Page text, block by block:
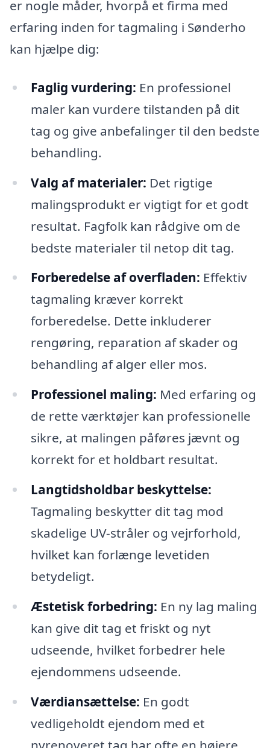
er nogle måder, hvorpå et firma med
erfaring inden for tagmaling i Sønderho
kan hjælpe dig:
Faglig vurdering: En professionel
maler kan vurdere tilstanden på dit
tag og give anbefalinger til den bedste
behandling.
Valg af materialer: Det rigtige
malingsprodukt er vigtigt for et godt
resultat. Fagfolk kan rådgive om de
bedste materialer til netop dit tag.
Forberedelse af overfladen: Effektiv
tagmaling kræver korrekt
forberedelse. Dette inkluderer
rengøring, reparation af skader og
behandling af alger eller mos.
Professionel maling: Med erfaring og
de rette værktøjer kan professionelle
sikre, at malingen påføres jævnt og
korrekt for et holdbart resultat.
Langtidsholdbar beskyttelse:
Tagmaling beskytter dit tag mod
skadelige UV-stråler og vejrforhold,
hvilket kan forlænge levetiden
betydeligt.
Æstetisk forbedring: En ny lag maling
kan give dit tag et friskt og nyt
udseende, hvilket forbedrer hele
ejendommens udseende.
Værdiansættelse: En godt
vedligeholdt ejendom med et